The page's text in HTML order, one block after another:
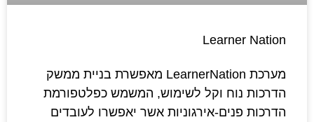
Learner Nation
מערכת LearnerNation מאפשרת בניית ממשק
הדרכות נוח וקל לשימוש, המשמש כפלטפורמת
הדרכות פנים-אירגוניות אשר יאפשרו לעובדים